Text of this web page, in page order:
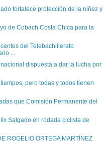
fortalece protección de la niñez y
de Cobach Costa Chica para la
del Telebachillerato
...
dispuesta a dar la lucha por
pero todas y todos tienen
que Comisión Permanente del
Salgado en rodada ciclista de
ROGELIO ORTEGA MARTÍNEZ